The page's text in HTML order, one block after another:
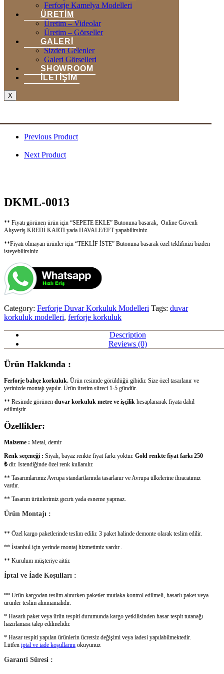
Ferforje Kamelya Modelleri
ÜRETIM
Üretim – Videolar
Üretim – Görseller
GALERI
Sizden Gelenler
Galeri Görselleri
SHOWROOM
İLETİŞİM
X
Previous Product
Next Product
DKML-0013
** Fiyatı görünen ürün için “SEPETE EKLE” Butonuna basarak, Online Güvenli
Alışveriş KREDİ KARTI yada HAVALE/EFT yapabilirsiniz.
**Fiyatı olmayan ürünler için “TEKLİF İSTE” Butonuna basarak özel teklifinizi bizden
isteyebilirsiniz.
Category: Ferforje Duvar Korkuluk Modelleri Tags: duvar
korkuluk modelleri, ferforje korkuluk
Description
Reviews (0)
Ürün Hakkında :
Ferforje bahçe korkuluk. Ürün resimde görüldüğü gibidir. Size özel tasarlanır ve
yerinizde montajı yapılır. Ürün üretim süreci 1-5 gündür.
** Resimde görünen duvar korkuluk metre ve işçilik hesaplanarak fiyata dahil
edilmiştir.
Özellikler:
Malzeme : Metal, demir
Renk seçeneği : Siyah, bayaz renkte fiyat farkı yoktur. Gold renkte fiyat farkı 250
₺ dir. İstendiğinde özel renk kullanılır.
** Tasarımlarımız Avrupa standartlarında tasarlanır ve Avrupa ülkelerine ihracatımız
vardır.
** Tasarım ürünlerimiz gıcırtı yada esneme yapmaz.
Ürün Montajı :
** Özel kargo paketlerinde teslim edilir. 3 paket halinde demonte olarak teslim edilir.
** İstanbul için yerinde montaj hizmetimiz vardır .
** Kurulum müşteriye aittir.
İptal ve İade Koşulları :
** Ürün kargodan teslim alınırken paketler mutlaka kontrol edilmeli, hasarlı paket veya
ürünler teslim alınmamalıdır.
* Hasarlı paket veya ürün tespiti durumunda kargo yetkilisinden hasar tespit tutanağı
hazırlaması talep edilmelidir.
* Hasar tespiti yapılan ürünlerin ücretsiz değişimi veya iadesi yapılabilmektedir.
Lütfen iptal ve iade koşullarını okuyunuz
Garanti Süresi :